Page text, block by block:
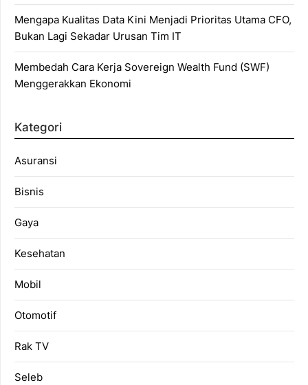
Mengapa Kualitas Data Kini Menjadi Prioritas Utama CFO,
Bukan Lagi Sekadar Urusan Tim IT
Membedah Cara Kerja Sovereign Wealth Fund (SWF)
Menggerakkan Ekonomi
Kategori
Asuransi
Bisnis
Gaya
Kesehatan
Mobil
Otomotif
Rak TV
Seleb